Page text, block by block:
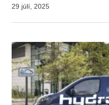
29 júlí, 2025